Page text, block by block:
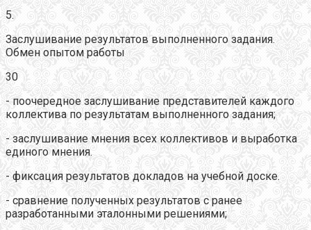
5.
Заслушивание результатов выполненного задания.
Обмен опытом работы
30
- поочередное заслушивание представителей каждого
коллектива по результатам выполненного задания;
- заслушивание мнения всех коллективов и выработка
единого мнения.
- фиксация результатов докладов на учебной доске.
- сравнение полученных результатов с ранее
разработанными эталонными решениями;